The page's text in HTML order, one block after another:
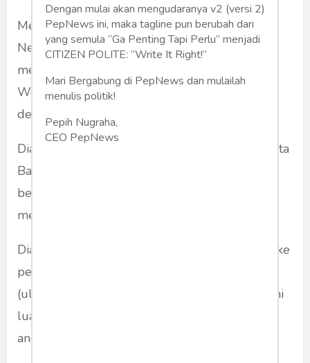
Memanfaatkan rasa tidak puas sebagian rakyat
Negara Pasundan dan laskar Darul Islam yang
merasa dianaktirikan oleh pemerintah pusat,
Westerling mensponsori pemberontakan DI
dengan logistik perang di wilayah Jabar.
Dia bahkan pernah memimpin penyerangan kota
Bandung yang diawaki tentara KNIL dan juga
berkelindan dengan laskar Darul Islam
menyerang dan menguasai Cimahi.
Dia bahkan dengan percaya diri menulis surat ke
pemerintah pusat bernuansa ancaman
(ultimatum) agar pemerintah memberi otonomi
luas kepada Negara Pasundan, termasuk
angkatan bersenjatanya.
Dengan mulai akan mengudaranya v2 (versi 2)
PepNews ini, maka tagline pun berubah dari
yang semula “Ga Penting Tapi Perlu” menjadi
CITIZEN POLITE: “Write It Right!”
Mari Bergabung di PepNews dan mulailah
menulis politik!
Pepih Nugraha,
CEO PepNews